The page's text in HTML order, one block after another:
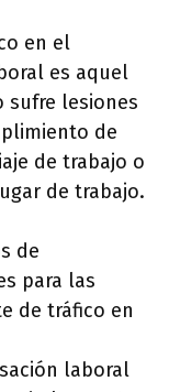
en el
es aquel
sufre lesiones
de
de trabajo o
de trabajo.
de
para las
de tráfico en
laboral